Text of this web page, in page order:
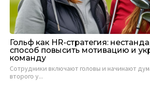
Гольф как HR-стратегия:
способ повысить мотивацию и
команду
Сотрудники включают головы и начинают
второго у...